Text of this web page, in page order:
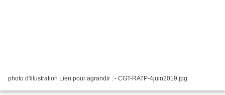
photo d'illustration Lien pour agrandir : - CGT-RATP-4juin2019.jpg